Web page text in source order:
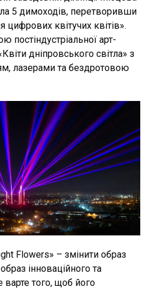
5 димоходів, перетворивши
цифрових квітучих квітів».
постіндустріальної арт-
дніпровського світла» з
лазерами та бездротовою
Flowers» – змінити образ
інноваційного та
варте того, щоб його